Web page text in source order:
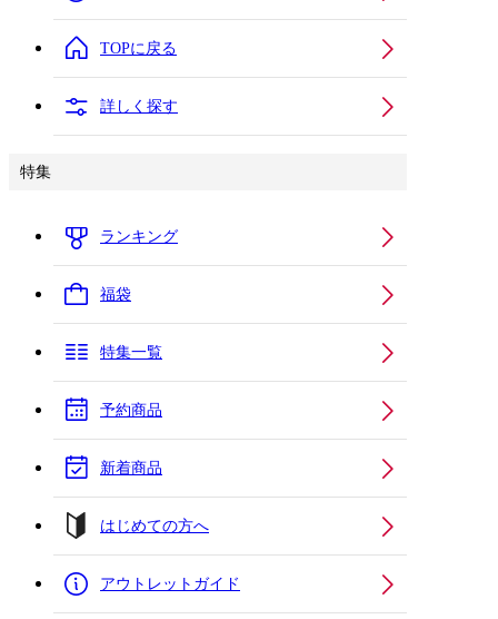
TOPに戻る
詳しく探す
特集
ランキング
福袋
特集一覧
予約商品
新着商品
はじめての方へ
アウトレットガイド